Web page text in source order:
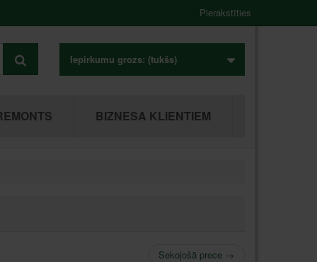
Pierakstīties
Iepirkumu grozs: (tukšs)
BIZNESA KLIENTIEM
Sekojošā prece →